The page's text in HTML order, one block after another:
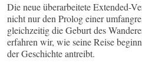
Die neue überarbeitete Extended-
nicht nur den Prolog einer
gleichzeitig die Geburt des
erfahren wir, wie seine Reise
der Geschichte antreibt.